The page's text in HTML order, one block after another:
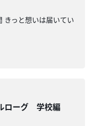
っと想いは届いてい
ローグ 学校編